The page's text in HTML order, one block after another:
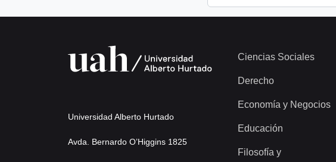
Universidad Alberto Hurtado
Avda. Bernardo O’Higgins 1825
Ciencias Sociales
Derecho
Economía y Negocios
Educación
Filosofía y